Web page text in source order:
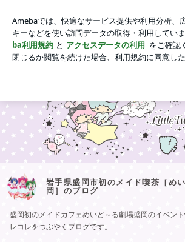
アプリをダウンロードして ブログの更新通知
を
ょう。
岩手県盛岡市初のメイド喫茶［め
岡］のブログ
盛岡初のメイドカフェめいど～る劇場盛岡のイベン
レコレをつぶやくブログです。